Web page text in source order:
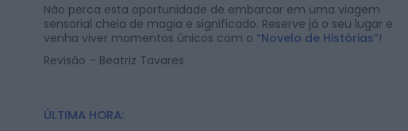
Não perca esta oportunidade de embarcar em uma viagem
sensorial cheia de magia e significado. Reserve já o seu lugar e
venha viver momentos únicos com o “Novelo de Histórias”!
Revisão – Beatriz Tavares
ÚLTIMA HORA: